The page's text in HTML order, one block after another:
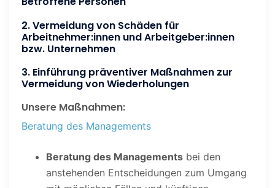
2. Vermeidung von Schäden für
Arbeitnehmer:innen und Arbeitgeber:innen
bzw. Unternehmen
3. Einführung präventiver Maßnahmen zur
Vermeidung von Wiederholungen
Unsere Maßnahmen:
Beratung des Managements
Beratung des Managements bei den
anstehenden Entscheidungen zum Umgang